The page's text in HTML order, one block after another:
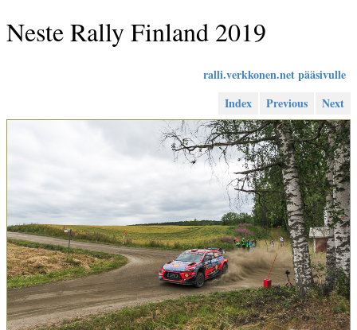
Neste Rally Finland 2019
ralli.verkkonen.net pääsivulle
Index
Previous Next